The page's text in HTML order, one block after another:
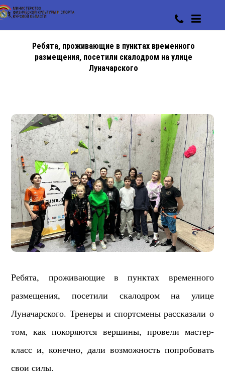
Ребята, проживающие в пунктах временного
размещения, посетили скалодром на улице
Луначарского
Ребята, проживающие в пунктах временного
размещения, посетили скалодром на улице
Луначарского. Тренеры и спортсмены рассказали о
том, как покоряются вершины, провели мастер-
класс и, конечно, дали возможность попробовать
свои силы.